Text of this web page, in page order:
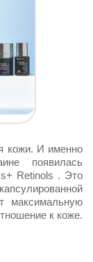
кожи. И именно
появилась
Retinols . Это
максимальную
к коже.